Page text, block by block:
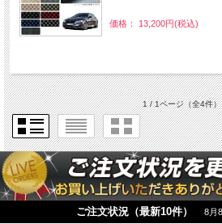
価格： 13,200円(税込)
1 / 1ページ（全4件）